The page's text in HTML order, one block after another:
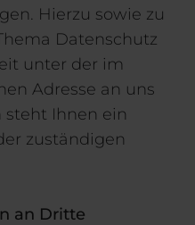
Hierzu sowie zu
Datenschutz
unter der im
Adresse an uns
steht Ihnen ein
zuständigen
an Dritte